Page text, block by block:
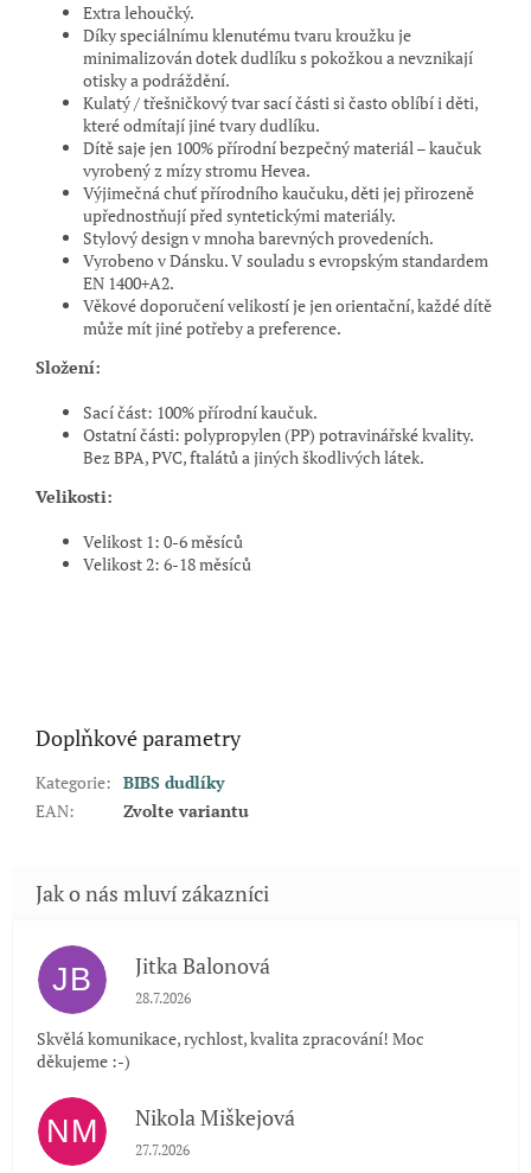
Extra lehoučký.
Díky speciálnímu klenutému tvaru kroužku je
minimalizován dotek dudlíku s pokožkou a nevznikají
otisky a podráždění.
Kulatý / třešničkový tvar sací části si často oblíbí i děti,
které odmítají jiné tvary dudlíku.
Dítě saje jen 100% přírodní bezpečný materiál – kaučuk
vyrobený z mízy stromu Hevea.
Výjimečná chuť přírodního kaučuku, děti jej přirozeně
upřednostňují před syntetickými materiály.
Stylový design v mnoha barevných provedeních.
Vyrobeno v Dánsku. V souladu s evropským standardem
EN 1400+A2.
Věkové doporučení velikostí je jen orientační, každé dítě
může mít jiné potřeby a preference.
Složení:
Sací část: 100% přírodní kaučuk.
Ostatní části: polypropylen (PP) potravinářské kvality.
Bez BPA, PVC, ftalátů a jiných škodlivých látek.
Velikosti:
Velikost 1: 0-6 měsíců
Velikost 2: 6-18 měsíců
Doplňkové parametry
Kategorie: BIBS dudlíky
EAN: Zvolte variantu
JB Jitka Balonová
Hodnocení obchodu je 5 z 5 hvězdiček.
28.7.2026
Skvělá komunikace, rychlost, kvalita zpracování! Moc
děkujeme :-)
NM Nikola Miškejová
Hodnocení obchodu je 5 z 5 hvězdiček.
27.7.2026